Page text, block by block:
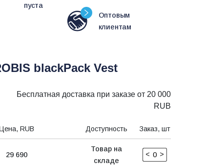
пуста
Оптовым
клиентам
blackPack Vest
Бесплатная доставка при заказе от 20 000
RUB
RUB Доступность Заказ, шт
29 690
Товар на
складе
< >